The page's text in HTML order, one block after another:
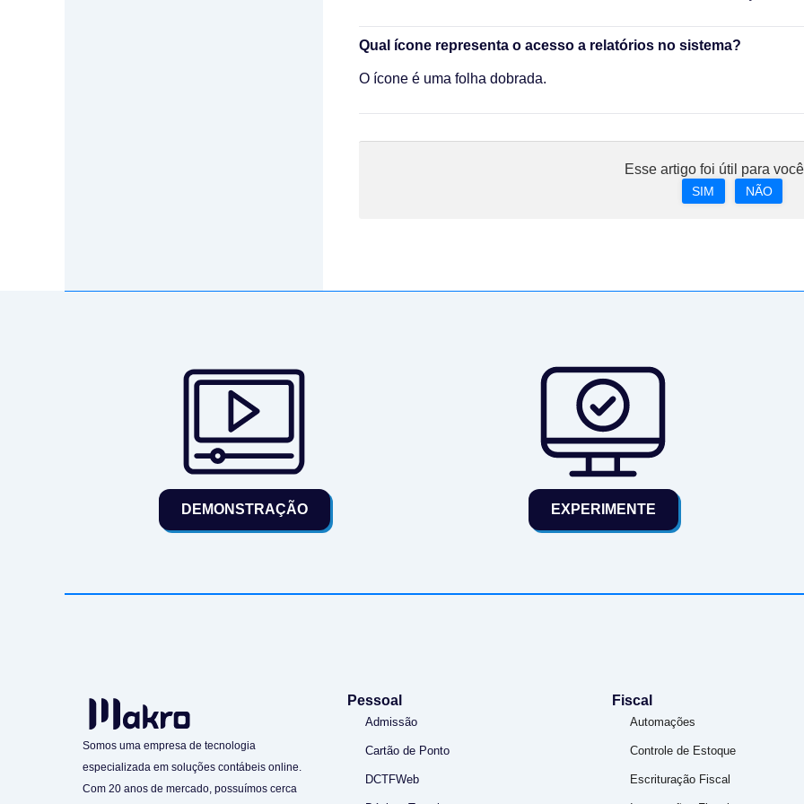
Qual ícone representa o acesso a relatórios no sistema?
O ícone é uma folha dobrada.
Esse artigo foi útil para
SIM NÃO
DEMONSTRAÇÃO EXPERIMENTE
Somos uma empresa de tecnologia
especializada em soluções contábeis online.
Com 20 anos de mercado, possuímos cerca
Pessoal
Admissão
Cartão de Ponto
DCTFWeb
Fiscal
Automações
Controle de Estoque
Escrituração Fiscal